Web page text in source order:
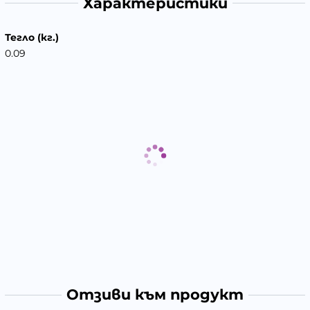
Тегло (кг.)
0.09
Отзиви към продукт